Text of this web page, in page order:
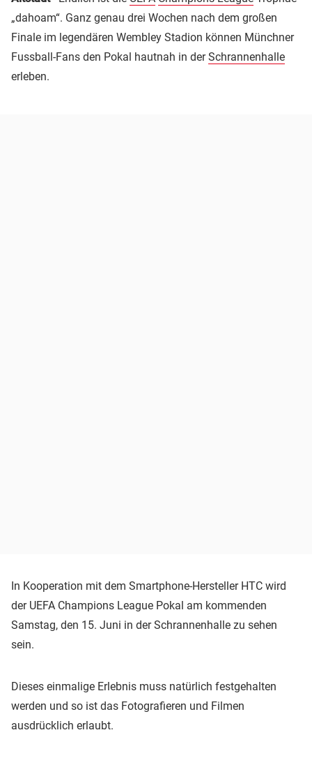
„dahoam“. Ganz genau drei Wochen nach dem großen
Finale im legendären Wembley Stadion können Münchner
Fussball-­Fans den Pokal hautnah in derSchrannenhalle
erleben.
In Kooperation mit dem Smartphone-Hersteller HTC wird
der UEFA Champions League Pokal am kommenden
Samstag, den 15. Juni in der Schrannenhalle zu sehen
sein.
Dieses einmalige Erlebnis muss natürlich festgehalten
werden und so ist das Fotografieren und Filmen
ausdrücklich erlaubt.